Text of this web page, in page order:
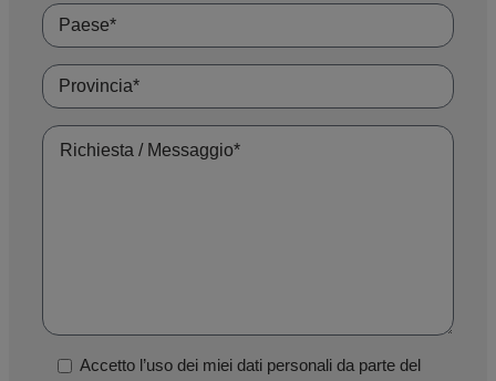
Accetto l’uso dei miei dati personali da parte del